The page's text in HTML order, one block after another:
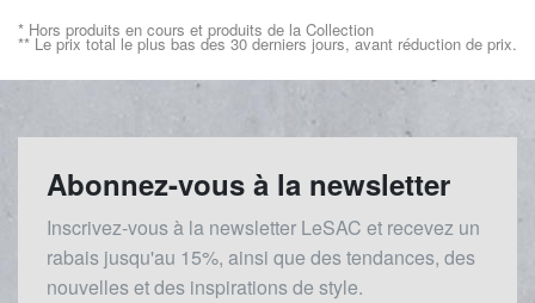
* Hors produits en cours et produits de la Collection
** Le prix total le plus bas des 30 derniers jours, avant réduction de prix.
Abonnez-vous à la newsletter
Inscrivez-vous à la newsletter LeSAC et recevez un
rabais jusqu'au 15%, ainsi que des tendances, des
nouvelles et des inspirations de style.